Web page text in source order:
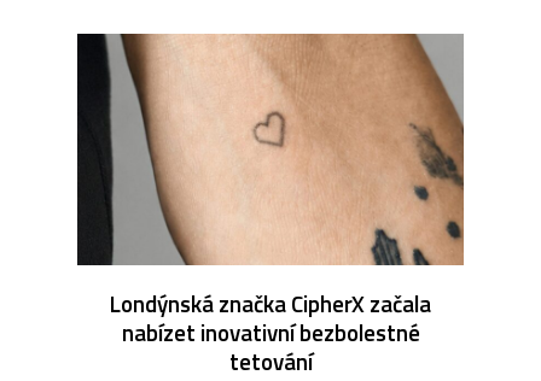
Londýnská značka CipherX začala
nabízet inovativní bezbolestné
tetování